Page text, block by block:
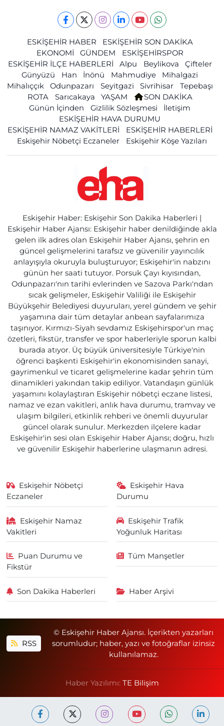
ESKİŞEHİR HABER
ESKİŞEHİR SON DAKİKA
EKONOMİ
GÜNDEM
ESKİŞEHİRSPOR
ESKİŞEHİR İLÇE HABERLERİ
Alpu Beylikova
Çifteler
Günyüzü
Han İnönü Mahmudiye
Mihalgazi
Mihalıççık
Odunpazarı Seyitgazi Sivrihisar
Tepebaşı
ROTA
Sarıcakaya YAŞAM
SON DAKİKA
Günün İçinden
Gizlilik Sözleşmesi
İletişim
ESKİŞEHİR HAVA DURUMU
ESKİŞEHİR NAMAZ VAKİTLERİ
ESKİŞEHİR HABERLERİ
Eskişehir Nöbetçi Eczaneler
Eskişehir Köşe Yazıları
Eskişehir Haber: Eskişehir Son Dakika Haberleri |
Eskişehir Haber Ajansı: Eskişehir haber denildiğinde akla
gelen ilk adres olan Eskişehir Haber Ajansı, şehrin en
güncel gelişmelerini tarafsız ve güvenilir yayıncılık
anlayışıyla okuruyla buluşturuyor; Eskişehir'in nabzını
günün her saati tutuyor. Porsuk Çayı kıyısından,
Odunpazarı'nın tarihi evlerinden ve Sazova Parkı'ndan
sıcak gelişmeler, Eskişehir Valiliği ile Eskişehir
Büyükşehir Belediyesi duyuruları, yerel gündem ve şehir
yaşamına dair tüm detaylar anbean sayfalarımıza
taşınıyor. Kırmızı-Siyah sevdamız Eskişehirspor'un maç
özetleri, fikstür, transfer ve spor haberleriyle sporun kalbi
burada atıyor. Üç büyük üniversitesiyle Türkiye'nin
öğrenci başkenti Eskişehir'in ekonomisinden sanayi,
gayrimenkul ve ticaret gelişmelerine kadar şehrin tüm
dinamikleri yakından takip ediliyor. Vatandaşın günlük
yaşamını kolaylaştıran Eskişehir nöbetçi eczane listesi,
namaz ve ezan vakitleri, anlık hava durumu, tramvay ve
ulaşım bilgileri, etkinlik rehberi ve önemli duyurular
güncel olarak sunulur. Merkezden ilçelere kadar
Eskişehir'in sesi olan Eskişehir Haber Ajansı; doğru, hızlı
ve güvenilir Eskişehir haberlerine ulaşmanın adresi.
Eskişehir Nöbetçi
Eczaneler
Eskişehir Hava
Durumu
Eskişehir Namaz
Vakitleri
Eskişehir Trafik
Yoğunluk Haritası
Puan Durumu ve
Fikstür
Tüm Manşetler
Son Dakika Haberleri Haber Arşivi
RSS
© Eskişehir Haber Ajansı. İçerikten yazarları
sorumludur; haber, yazı ve fotoğraflar izinsiz
kullanılamaz.
Haber Yazılımı: TE Bilişim